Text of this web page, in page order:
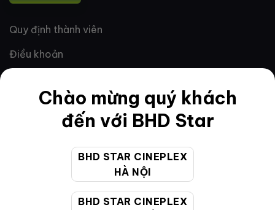
Chào mừng quý khách
đến với BHD Star
BHD STAR CINEPLEX
HÀ NỘI
BHD STAR CINEPLEX
Quy định thành viên
Điều khoản
Quy định và chính sách chung
Chính sách bảo vệ thông tin cá nhân của người tiêu
CHĂM SÓC KHÁCH HÀNG